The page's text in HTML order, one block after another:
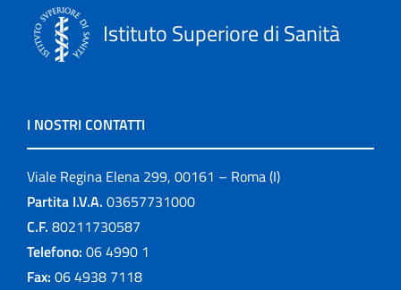
Istituto Superiore di Sanità
I NOSTRI CONTATTI
Viale Regina Elena 299, 00161 – Roma (I)
Partita I.V.A. 03657731000
C.F. 80211730587
Telefono: 06 4990 1
Fax: 06 4938 7118